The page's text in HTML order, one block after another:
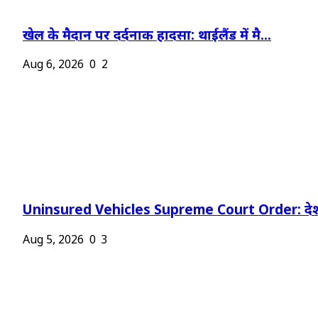
खेल के मैदान पर दर्दनाक हादसा: थाईलैंड में मै...
Aug 6, 2026 0 2
Uninsured Vehicles Supreme Court Order:
Aug 5, 2026 0 3